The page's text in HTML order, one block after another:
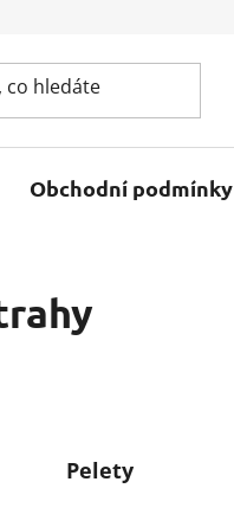
Obchodní podmínky
Pelety